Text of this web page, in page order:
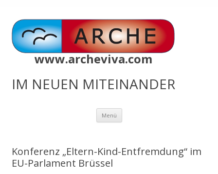
www.archeviva.com
IM NEUEN MITEINANDER
Menü Zum
springen
Konferenz „Eltern-Kind-Entfremdung“ im
EU-Parlament Brüssel